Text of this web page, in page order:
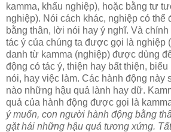
kamma, khẩu nghiệp), hoặc bằng tư
nghiệp). Nói cách khác, nghiệp có thể
bằng thân, lời nói hay ý nghĩ. Và
tác ý của chúng ta được gọi là nghiệp
danh từ kamma (nghiệp) được dùng
động có tác ý, thiện hay bất thiện,
nói, hay việc làm. Các hành động này
nào những hậu quả lành hay dữ.
quả của hành động được gọi là
ý muốn, con người hành động bằng
gặt hái những hậu quả tương xứng.